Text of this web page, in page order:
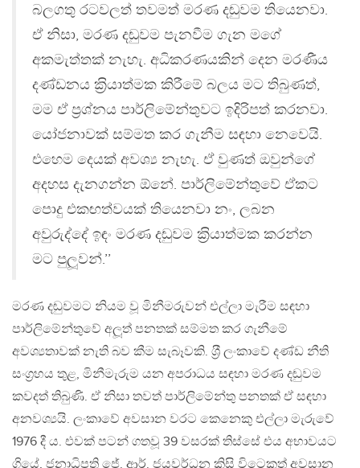
බලගතු රටවලත් තවමත් මරණ දඬුවම තියෙනවා.
ඒ නිසා, මරණ දඬුවම පැනවීම ගැන මගේ
අකමැත්තක් නැහැ. අධිකරණයකින් දෙන මරණීය
දණ්ඩනය ක‍්‍රියාත්මක කිරීමේ බලය මට තිබුණත්,
මම ඒ ප‍්‍රශ්නය පාර්ලිමේන්තුවට ඉදිරිපත් කරනවා.
යෝජනාවක් සම්මත කර ගැනීම සඳහා නෙවෙයි.
එහෙම දෙයක් අවශ්‍ය නැහැ. ඒ වුණත් ඔවුන්ගේ
අදහස දැනගන්න ඕනේ. පාර්ලිමේන්තුවේ ඒකට
පොදු එකඟත්වයක් තියෙනවා නං, ලබන
අවුරුද්දේ ඉඳං මරණ දඬුවම ක‍්‍රියාත්මක කරන්න
මට පුලූවන්.’’
මරණ දඬුවමට නියම වූ මිනීමරුවන් එල්ලා මැරීම සඳහා
පාර්ලිමේන්තුවේ අලූත් පනතක් සම්මත කර ගැනීමේ
අවශ්‍යතාවක් නැති බව කීම සැබෑවකි. ශ‍්‍රී ලංකාවේ දණ්ඩ නීති
සංග‍්‍රහය තුළ, මිනීමැරුම යන අපරාධය සඳහා මරණ දඬුවම
කවදත් තිබුණි. ඒ නිසා තවත් පාර්ලිමේන්තු පනතක් ඒ සඳහා
අනවශ්‍යයි. ලංකාවේ අවසාන වරට කෙනෙකු එල්ලා මැරුවේ
1976 දී ය. එවක් පටන් ගතවූ 39 වසරක් තිස්සේ එය අභාවයට
ගියේ, ජනාධිපති ජේ. ආර්. ජයවර්ධන කිසි විටෙකත් අවසාන